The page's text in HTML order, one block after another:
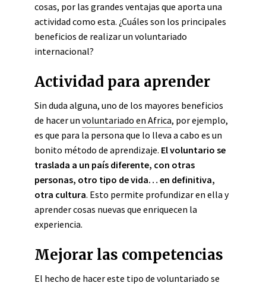
cosas, por las grandes ventajas que aporta una
actividad como esta. ¿Cuáles son los principales
beneficios de realizar un voluntariado
internacional?
Actividad para aprender
Sin duda alguna, uno de los mayores beneficios
de hacer un voluntariado en Africa, por ejemplo,
es que para la persona que lo lleva a cabo es un
bonito método de aprendizaje. El voluntario se
traslada a un país diferente, con otras
personas, otro tipo de vida… en definitiva,
otra cultura. Esto permite profundizar en ella y
aprender cosas nuevas que enriquecen la
experiencia.
Mejorar las competencias
El hecho de hacer este tipo de voluntariado se